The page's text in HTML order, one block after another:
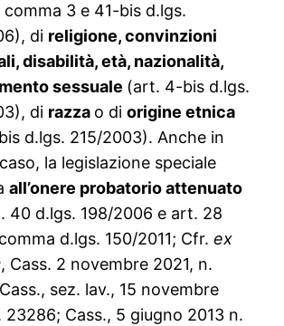
3 e 41-bis d.lgs.
di religione, convinzioni
disabilità, età, nazionalità,
sessuale (art. 4-bis d.lgs.
di razza o diorigine etnica
d.lgs. 215/2003). Anche in
la legislazione speciale
all’onere probatorio attenuato
40 d.lgs. 198/2006 e art. 28
d.lgs. 150/2011; Cfr.ex
, Cass. 2 novembre 2021, n.
sez. lav., 15 novembre
23286; Cass., 5 giugno 2013 n.